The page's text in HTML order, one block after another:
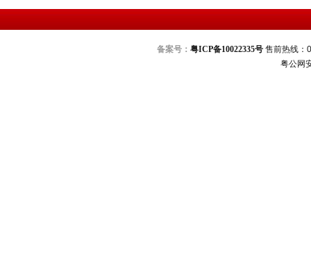
备案号： 粤ICP备10022335号 售前热线
粤公网